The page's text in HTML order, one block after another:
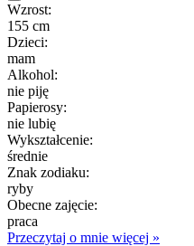
Wzrost:
155 cm
Dzieci:
mam
Alkohol:
nie piję
Papierosy:
nie lubię
Wykształcenie:
średnie
Znak zodiaku:
ryby
Obecne zajęcie:
praca
Przeczytaj o mnie więcej »